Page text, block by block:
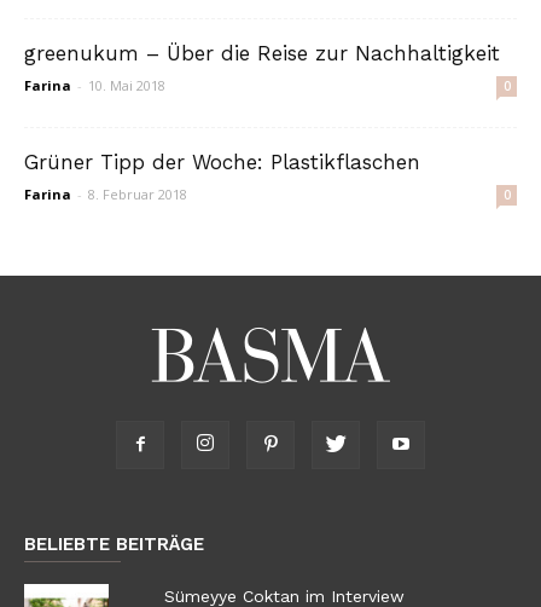
greenukum – Über die Reise zur Nachhaltigkeit
Farina - 10. Mai 2018 0
Grüner Tipp der Woche: Plastikflaschen
Farina - 8. Februar 2018 0
BELIEBTE BEITRÄGE
Sümeyye Coktan im Interview